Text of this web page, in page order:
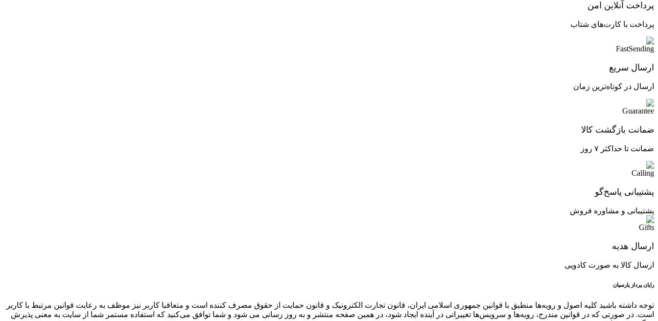
پرداخت آنلاین امن
پرداخت با کارت‌های شتاب
ارسال سریع
ارسال در کوتاه‌ترین زمان
ضمانت بازگشت کالا
ضمانت تا حداکثر ۷ روز
پشتیبانی پاسخ‌گو
پشتیبانی و مشاوره فروش
ارسال هدیه
ارسال کالا به صورت کادویی
رایان پرداز پارسیان
توجه داشته باشید کلیه اصول و رویه‏‌ها منطبق با قوانین جمهوری اسلامی ایران، قانون تجارت الکترونیک و قانون حمایت از حقوق مصرف کننده است و متعاقبا کاربر نیز موظف به رعایت قوانین مرتبط با کاربر
است. در صورتی که در قوانین مندرج، رویه‏‌ها و سرویس‏‌ها تغییراتی در آینده ایجاد شود، در همین صفحه منتشر و به روز رسانی می شود و شما توافق می‏‌کنید که استفاده مستمر شما از سایت به معنی پذیرش